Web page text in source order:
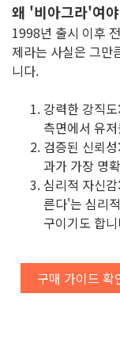
왜 '비아그라'여
1998년 출시 이후
제라는 사실은 그만
니다.
강력한 강직
측면에서 유
검증된 신뢰
과가 가장 명
심리적 자신
른다'는 심리
구이기도 합
구매 가이드 확